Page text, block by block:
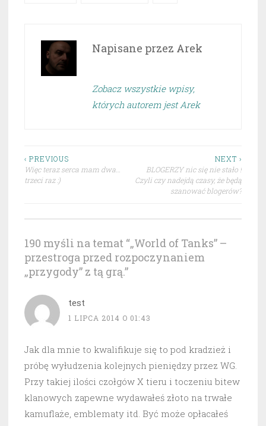
Napisane przez Arek
Zobacz wszystkie wpisy,
których autorem jest Arek
Nawigacja
wpisu
‹ PREVIOUS
Więc teraz serca mam dwa…
trzeci raz :)
NEXT ›
BLOGERZY nic się nie stało !
Czyli czy nadejdą czasy, że będą
szanować blogerów?
190 myśli na temat “„World of Tanks” –
przestroga przed rozpoczynaniem
„przygody” z tą grą.”
test
1 LIPCA 2014 O 01:43
Jak dla mnie to kwalifikuje się to pod kradzież i
próbę wyłudzenia kolejnych pieniędzy przez WG.
Przy takiej ilości czołgów X tieru i toczeniu bitew
klanowych zapewne wydawałeś złoto na trwałe
kamuflaże, emblematy itd. Być może opłacałeś